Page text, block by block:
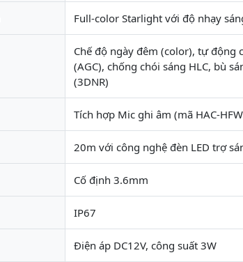
Full-color Starlight với độ nhạy
Chế độ ngày đêm (color), tự động
(AGC), chống chói sáng HLC, bù
(3DNR)
Tích hợp Mic ghi âm (mã HAC-
20m với công nghệ đèn LED trợ
Cố định 3.6mm
IP67
Điện áp DC12V, công suất 3W